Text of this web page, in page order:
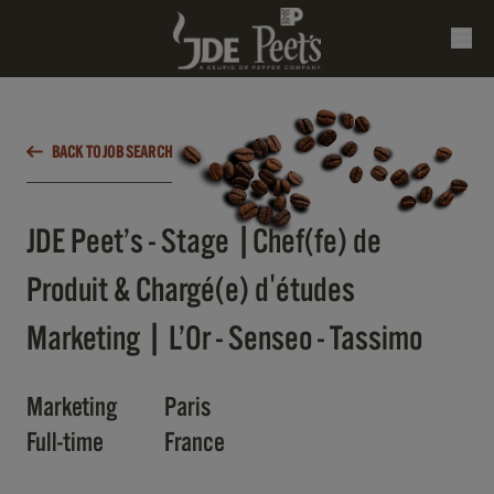
BACK TO JOB SEARCH
JDE Peet’s - Stage |Chef(fe) de
Produit & Chargé(e) d'études
Marketing | L’Or - Senseo - Tassimo
Marketing
Paris
Full-time
France